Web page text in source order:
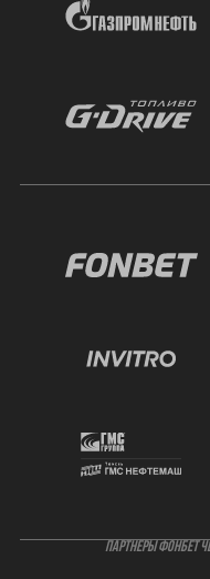
ПАРТНЕРЫ ФОНБЕТ